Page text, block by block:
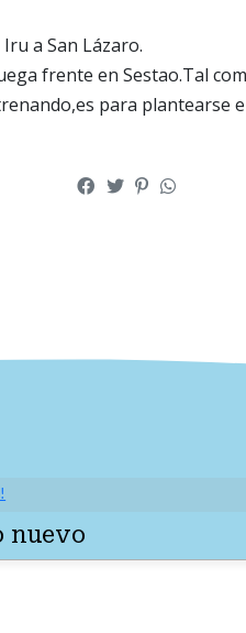
a San Lázaro.
frente en Sestao.Tal
para plantearse
nuevo